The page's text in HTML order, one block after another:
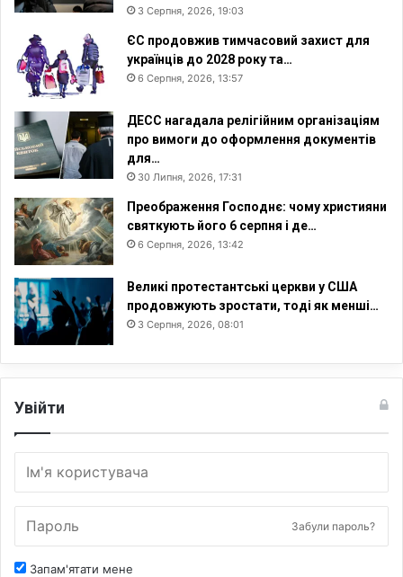
3 Серпня, 2026, 19:03
ЄС продовжив тимчасовий захист для
українців до 2028 року та…
6 Серпня, 2026, 13:57
ДЕСС нагадала релігійним організаціям
про вимоги до оформлення документів
для…
30 Липня, 2026, 17:31
Преображення Господнє: чому християни
святкують його 6 серпня і де…
6 Серпня, 2026, 13:42
Великі протестантські церкви у США
продовжують зростати, тоді як менші…
3 Серпня, 2026, 08:01
Увійти
Забули пароль?
Запам'ятати мене